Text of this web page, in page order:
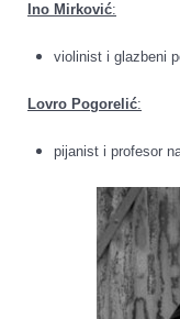
Ino Mirković:
violinist i glazbeni
Lovro Pogorelić:
pijanist i profesor